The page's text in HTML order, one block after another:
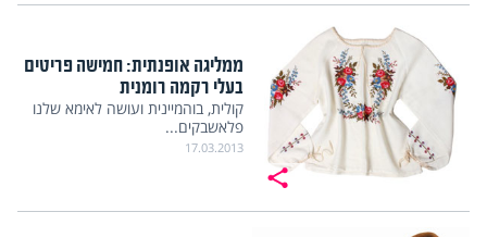
ממליגה אופנתית: חמישה פריטים
בעלי רקמה רומנית
קולית, בוהמיינית ועושה לאימא שלנו
פלאשבקים...
17.03.2013